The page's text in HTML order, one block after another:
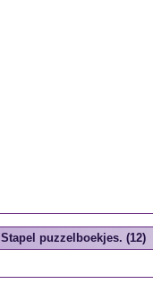
Stapel puzzelboekjes. (12)